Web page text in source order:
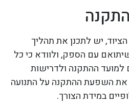
יש לתכנן את תהליך
עם הספק, ולוודא כי כל
למועד ההתקנה ולדרישות
את השפעת ההתקנה על התנועה
במידת הצורך.